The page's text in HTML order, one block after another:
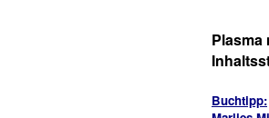
Plasma
Buchtipp: